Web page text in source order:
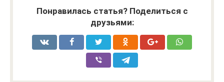
Понравилась статья? Поделиться с
друзьями: